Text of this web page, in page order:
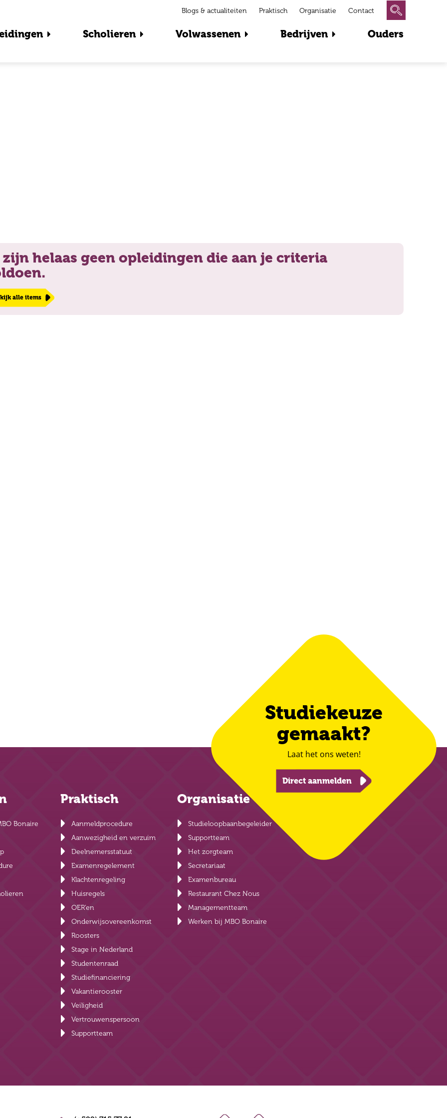
Scholieren Volwassenen Bedrijven Ouders
Blogs & actualiteiten Praktisch Organisatie Contact
zijn helaas geen opleidingen die aan je criteria
alle items
Studiekeuze
gemaakt?
Laat het ons weten!
Direct aanmelden
Bonaire
Praktisch
Aanmeldprocedure
Aanwezigheid en verzuim
Deelnemersstatuut
Examenregelement
Klachtenregeling
Huisregels
OER’en
Onderwijsovereenkomst
Roosters
Stage in Nederland
Studentenraad
Studiefinanciering
Vakantierooster
Veiligheid
Vertrouwenspersoon
Supportteam
Organisatie
Studieloopbaanbegeleider
Supportteam
Het zorgteam
Secretariaat
Examenbureau
Restaurant Chez Nous
Managementteam
Werken bij MBO Bonaire